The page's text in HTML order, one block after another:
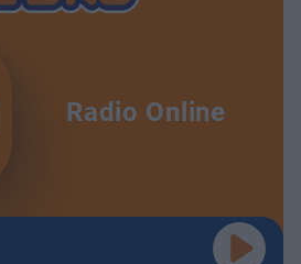
Radio Online